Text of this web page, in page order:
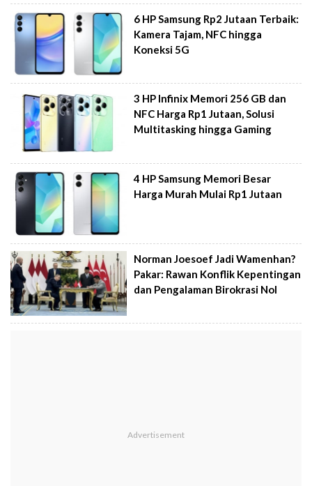
6 HP Samsung Rp2 Jutaan Terbaik:
Kamera Tajam, NFC hingga
Koneksi 5G
3 HP Infinix Memori 256 GB dan
NFC Harga Rp1 Jutaan, Solusi
Multitasking hingga Gaming
4 HP Samsung Memori Besar
Harga Murah Mulai Rp1 Jutaan
Norman Joesoef Jadi Wamenhan?
Pakar: Rawan Konflik Kepentingan
dan Pengalaman Birokrasi Nol